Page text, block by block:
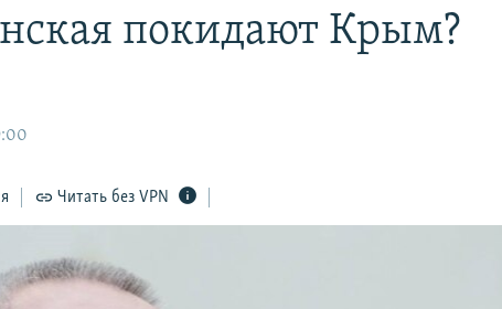
покидают Крым?
Читать без VPN